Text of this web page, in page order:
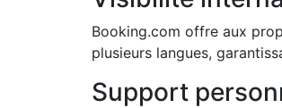
Booking.com offre aux
plusieurs langues,
Support